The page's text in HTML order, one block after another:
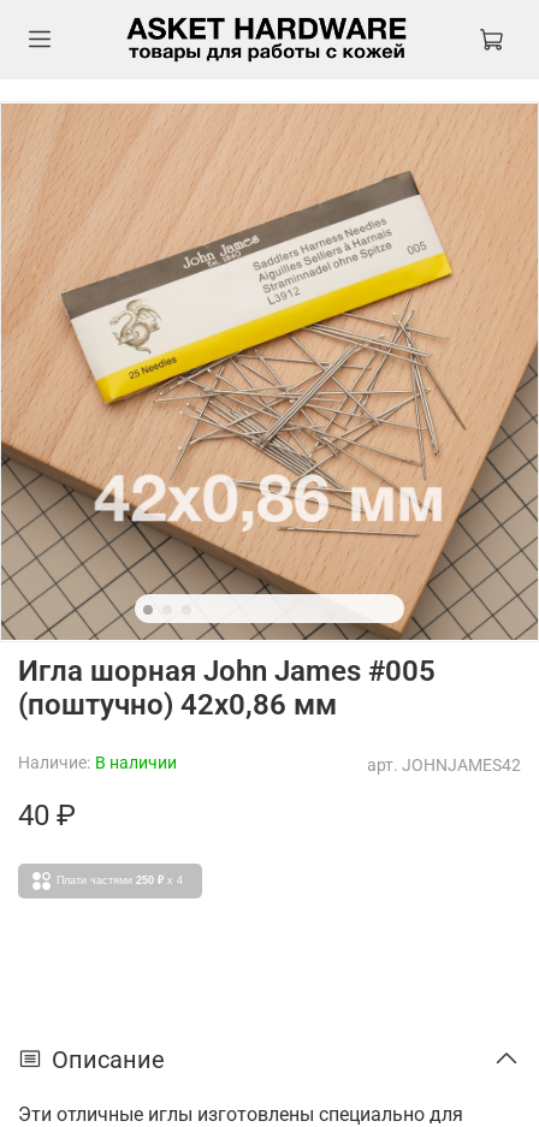
арт. JOHNJAMES42
Наличие: В наличии
Игла шорная John James #005
(поштучно) 42x0,86 мм
40 ₽
Плати частями 250 ₽ x 4
Описание
Эти отличные иглы изготовлены специально для